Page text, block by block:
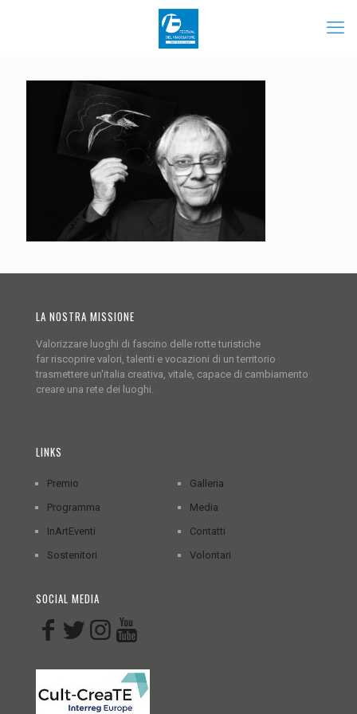
LA NOSTRA MISSIONE
Valorizzare luoghi di fascino delle rotte turistiche
far riscoprire valori, talenti e vocazioni di un territorio
trasmettere un'italia creativa, vitale, capace di cambiamento
creare una rete dei luoghi.
LINKS
Premio
Programma
InArtEventi
Sostenitori
Galleria
Media
Contatti
Volontari
SOCIAL MEDIA